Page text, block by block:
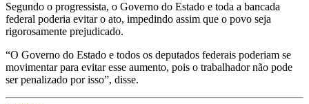
Segundo o progressista, o Governo do Estado e toda a bancada
federal poderia evitar o ato, impedindo assim que o povo seja
rigorosamente prejudicado.
“O Governo do Estado e todos os deputados federais poderiam se
movimentar para evitar esse aumento, pois o trabalhador não pode
ser penalizado por isso”, disse.